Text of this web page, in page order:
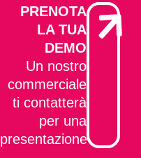
PRENOTA
LA TUA
DEMO
Un nostro
commerciale
ti contatterà
per una
presentazione